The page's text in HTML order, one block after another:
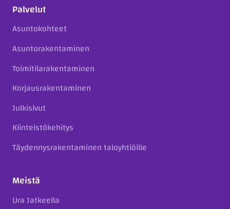
Palvelut
Asuntokohteet
Asuntorakentaminen
Toimitilarakentaminen
Korjausrakentaminen
Julkisivut
Kiinteistökehitys
Täydennysrakentaminen taloyhtiöille
Meistä
Ura Jatkeella